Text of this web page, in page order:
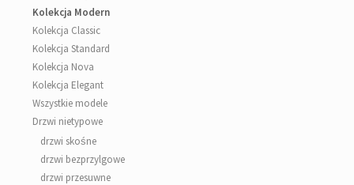
Kolekcja Modern
Kolekcja Classic
Kolekcja Standard
Kolekcja Nova
Kolekcja Elegant
Wszystkie modele
Drzwi nietypowe
drzwi skośne
drzwi bezprzylgowe
drzwi przesuwne